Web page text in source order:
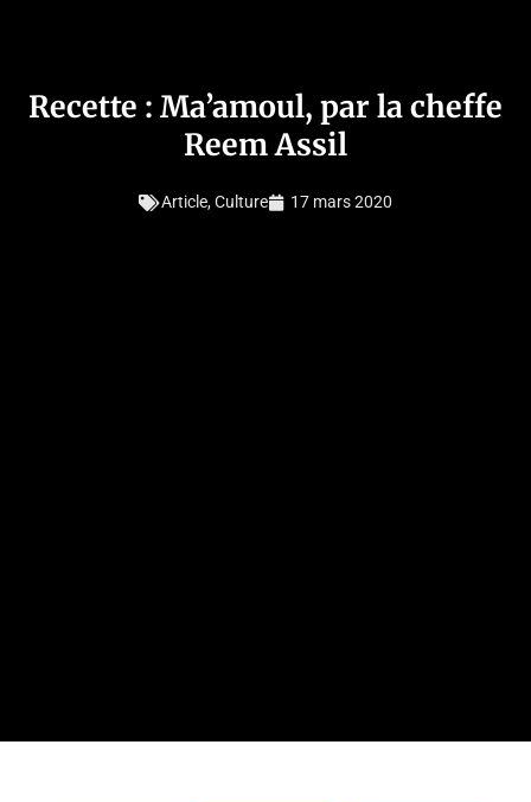
Recette : Ma’amoul, par la cheffe
Reem Assil
Article,Culture 17 mars 2020